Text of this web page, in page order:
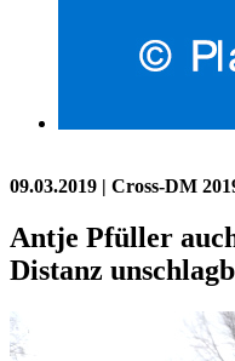
09.03.2019 | Cross-DM
Antje Pfüller
Distanz